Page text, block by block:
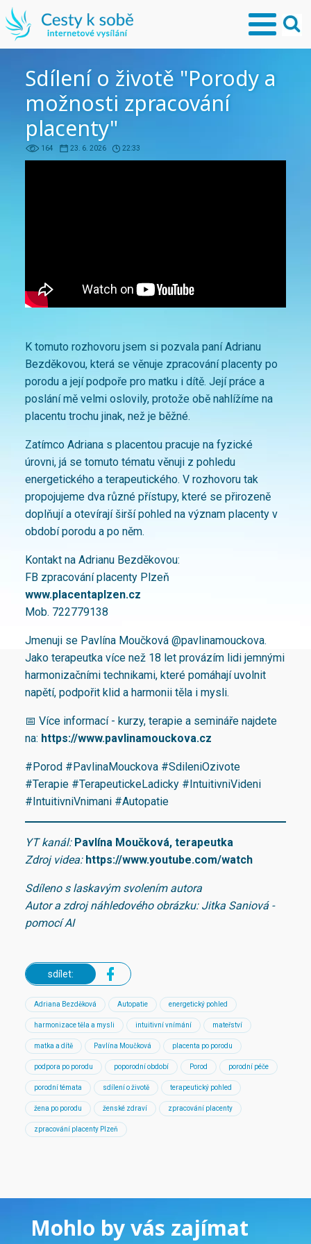
Sdílení o životě "Porody a
možnosti zpracování
placenty"
164 23. 6. 2026 22:33
K tomuto rozhovoru jsem si pozvala paní Adrianu
Bezděkovou, která se věnuje zpracování placenty po
porodu a její podpoře pro matku i dítě. Její práce a
poslání mě velmi oslovily, protože obě nahlížíme na
placentu trochu jinak, než je běžné.
Zatímco Adriana s placentou pracuje na fyzické
úrovni, já se tomuto tématu věnuji z pohledu
energetického a terapeutického. V rozhovoru tak
propojujeme dva různé přístupy, které se přirozeně
doplňují a otevírají širší pohled na význam placenty v
období porodu a po něm.
Kontakt na Adrianu Bezděkovou:
FB zpracování placenty Plzeň
www.placentaplzen.cz
Mob. 722779138
Jmenuji se Pavlína Moučková ‪@pavlinamouckova‬.
Jako terapeutka více než 18 let provázím lidi jemnými
harmonizačními technikami, které pomáhají uvolnit
napětí, podpořit klid a harmonii těla i mysli.
📅 Více informací - kurzy, terapie a semináře najdete
na: https://www.pavlinamouckova.cz
#Porod #PavlinaMouckova #SdileniOzivote
#Terapie #TerapeutickeLadicky #IntuitivniVideni
#IntuitivniVnimani #Autopatie
YT kanál: Pavlína Moučková, terapeutka
Zdroj videa: https://www.youtube.com/watch
Sdíleno s laskavým svolením autora
Autor a zdroj náhledového obrázku: Jitka Saniová -
pomocí AI
sdílet:
Adriana Bezděková Autopatie energetický pohled
harmonizace těla a mysli intuitivní vnímání mateřství
matka a dítě Pavlína Moučková placenta po porodu
podpora po porodu poporodní období Porod porodní péče
porodní témata sdílení o životě terapeutický pohled
žena po porodu ženské zdraví zpracování placenty
zpracování placenty Plzeň
Mohlo by vás zajímat